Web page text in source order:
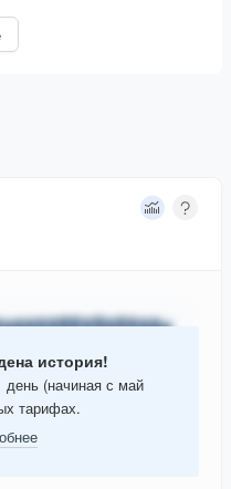
история!
день (начиная с май
тарифах.